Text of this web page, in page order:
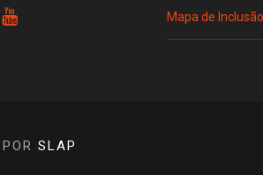
Mapa de
SLAP